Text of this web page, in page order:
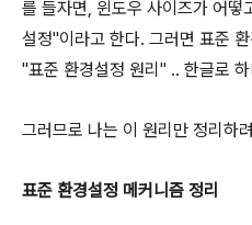
를 들자면, 윈도우 사이즈가 어떻
설정"이라고 한다. 그러면 표준
"표준 환경설정 원리" .. 한글로
그러므로 나는 이 원리만 정리하
표준 환경설정 메커니즘 정리